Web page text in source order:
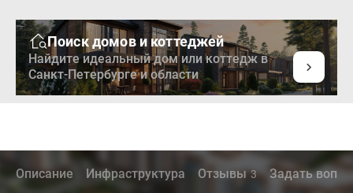
Поиск домов и коттеджей
Найдите идеальный дом или коттедж в
Санкт-Петербурге и области
Описание Инфраструктура Отзывы 3 Задать